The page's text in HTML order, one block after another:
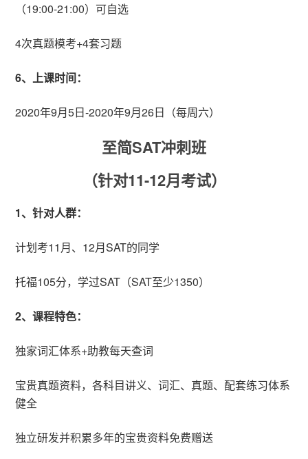
（19:00-21:00）可自选
4次真题模考+4套习题
6、上课时间：
2020年9月5日-2020年9月26日（每周六）
至简SAT冲刺班
（针对11-12月考试）
1、针对人群：
计划考11月、12月SAT的同学
托福105分，学过SAT（SAT至少1350）
2、课程特色：
独家词汇体系+助教每天查词
宝贵真题资料，各科目讲义、词汇、真题、配套练习体系
健全
独立研发并积累多年的宝贵资料免费赠送